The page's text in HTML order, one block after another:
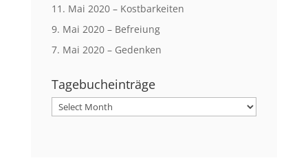
11. Mai 2020 – Kostbarkeiten
9. Mai 2020 – Befreiung
7. Mai 2020 – Gedenken
Tagebucheinträge
Tagebucheinträge